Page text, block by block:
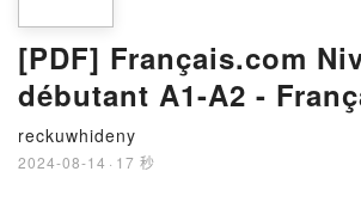
[PDF] Français.com
débutant A1-A2 - Français
professionnel. Cahier
by Jean-Luc Penfornis
reckuwhideny
2024-08-14 · 17 秒